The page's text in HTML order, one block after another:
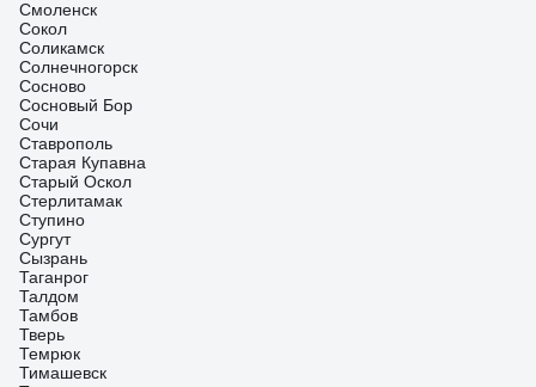
Смоленск
Сокол
Соликамск
Солнечногорск
Сосново
Сосновый Бор
Сочи
Ставрополь
Старая Купавна
Старый Оскол
Стерлитамак
Ступино
Сургут
Сызрань
Таганрог
Талдом
Тамбов
Тверь
Темрюк
Тимашевск